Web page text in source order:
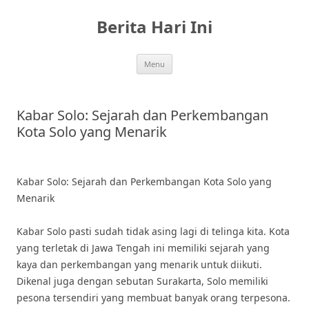
Berita Hari Ini
Menu
Kabar Solo: Sejarah dan Perkembangan
Kota Solo yang Menarik
Kabar Solo: Sejarah dan Perkembangan Kota Solo yang
Menarik
Kabar Solo pasti sudah tidak asing lagi di telinga kita. Kota
yang terletak di Jawa Tengah ini memiliki sejarah yang
kaya dan perkembangan yang menarik untuk diikuti.
Dikenal juga dengan sebutan Surakarta, Solo memiliki
pesona tersendiri yang membuat banyak orang terpesona.